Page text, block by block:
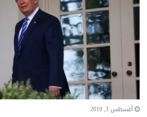
أغسطس 3, 2019